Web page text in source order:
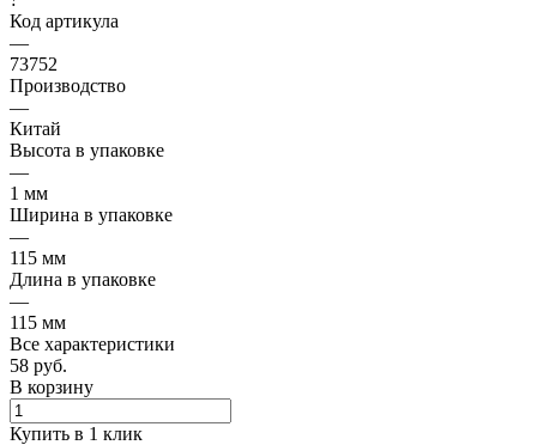
Код артикула
—
73752
Производство
—
Китай
Высота в упаковке
—
1 мм
Ширина в упаковке
—
115 мм
Длина в упаковке
—
115 мм
Все характеристики
58 руб.
В корзину
Купить в 1 клик